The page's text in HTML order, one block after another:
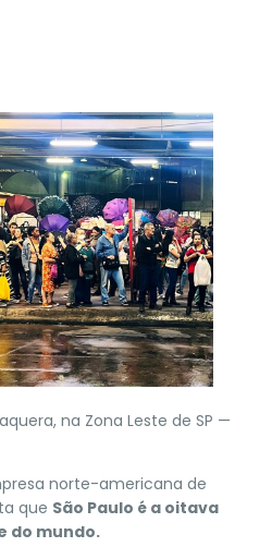
na Zona Leste de SP —
norte-americana de
que São Paulo é a oitava
do mundo.